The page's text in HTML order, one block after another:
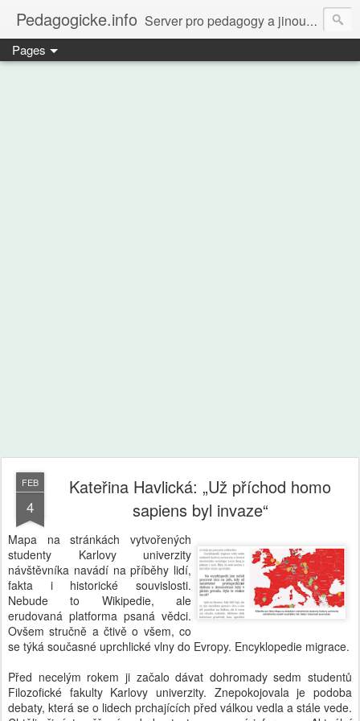
Pedagogicke.info Server pro pedagogy a jinou zvířenu
Pages
FEB
4
Kateřina Havlická: „Už příchod homo
sapiens byl invaze“
Mapa na stránkách vytvořených
studenty Karlovy univerzity
návštěvníka navádí na příběhy lidí,
fakta i historické souvislosti.
Nebude to Wikipedie, ale
erudovaná platforma psaná vědci.
Ovšem stručně a čtivě o všem, co
se týká současné uprchlické vlny do Evropy. Encyklopedie migrace.
Před necelým rokem ji začalo dávat dohromady sedm studentů
Filozofické fakulty Karlovy univerzity. Znepokojovala je podoba
debaty, která se o lidech prchajících před válkou vedla a stále vede.